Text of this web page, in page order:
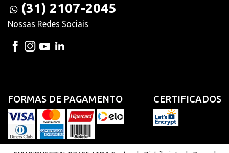
(31) 2107-2045
Nossas Redes Sociais
FORMAS DE PAGAMENTO CERTIFICADOS